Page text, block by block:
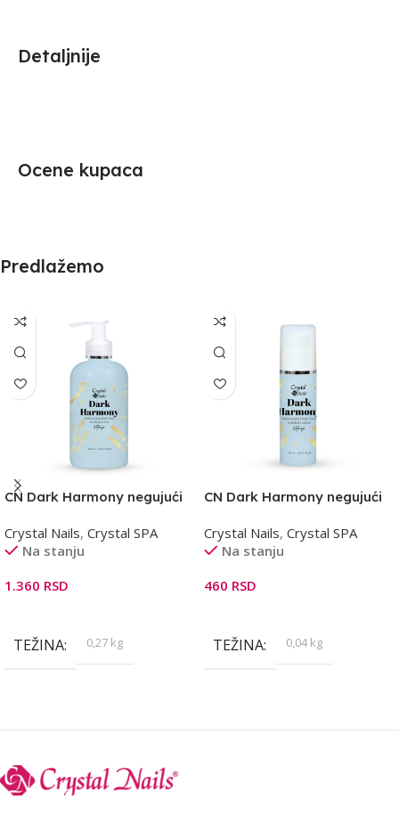
Detaljnije
Ocene kupaca
Predlažemo
CN Dark Harmony negujući
Crystal Nails, Crystal SPA
Na stanju
1.360 RSD
TEŽINA 0,27 kg
CN Dark Harmony negujući
Crystal Nails, Crystal SPA
Na stanju
460 RSD
TEŽINA 0,04 kg